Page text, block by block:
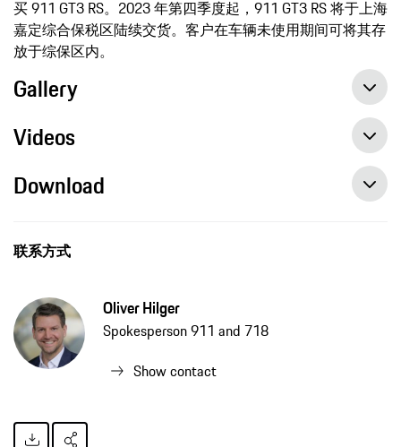
买 911 GT3 RS。2023 年第四季度起，911 GT3 RS 将于上海
嘉定综合保税区陆续交货。客户在车辆未使用期间可将其存
放于综保区内。
Gallery
Videos
Download
联系方式
Oliver Hilger
Spokesperson 911 and 718
Show contact